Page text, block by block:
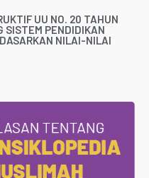
UU NO. 20 TAHUN
SISTEM PENDIDIKAN
NILAI-NILAI